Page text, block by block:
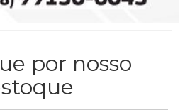
por nosso